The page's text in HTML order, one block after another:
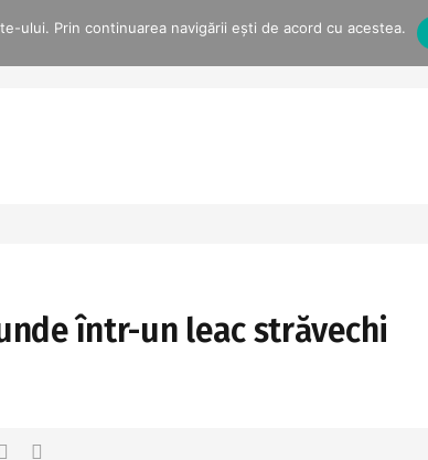
într-un leac străvechi
ului. Prin continuarea navigării ești de acord cu acestea.